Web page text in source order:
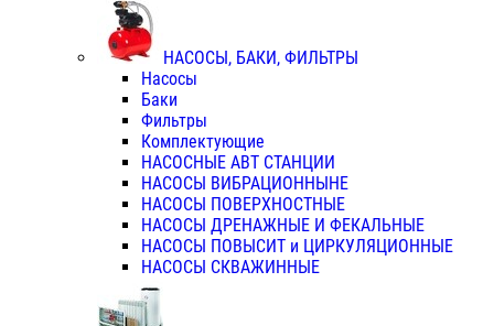
НАСОСЫ, БАКИ, ФИЛЬТРЫ
Насосы
Баки
Фильтры
Комплектующие
НАСОСНЫЕ АВТ СТАНЦИИ
НАСОСЫ ВИБРАЦИОННЫНЕ
НАСОСЫ ПОВЕРХНОСТНЫЕ
НАСОСЫ ДРЕНАЖНЫЕ И ФЕКАЛЬНЫЕ
НАСОСЫ ПОВЫСИТ и ЦИРКУЛЯЦИОННЫЕ
НАСОСЫ СКВАЖИННЫЕ